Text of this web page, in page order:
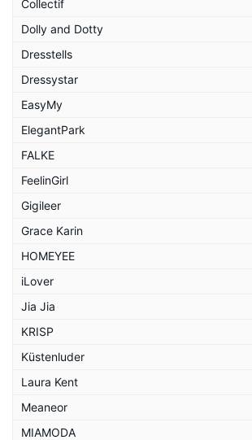
Collectif
Dolly and Dotty
Dresstells
Dressystar
EasyMy
ElegantPark
FALKE
FeelinGirl
Gigileer
Grace Karin
HOMEYEE
iLover
Jia Jia
KRISP
Küstenluder
Laura Kent
Meaneor
MIAMODA